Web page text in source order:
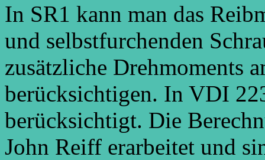
In SR1 kann man das
und selbstfurchenden
zusätzliche Drehmoments
berücksichtigen. In VDI
berücksichtigt. Die
John Reiff erarbeitet und